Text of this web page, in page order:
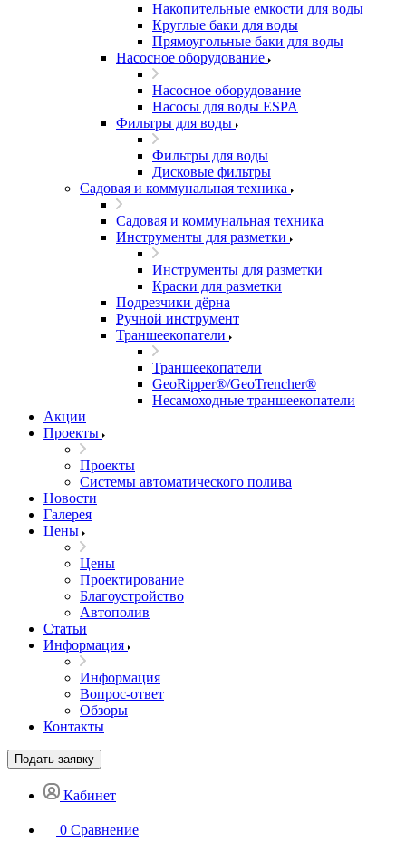
Накопительные емкости для воды
Круглые баки для воды
Прямоугольные баки для воды
Насосное оборудование
Насосное оборудование
Насосы для воды ESPA
Фильтры для воды
Фильтры для воды
Дисковые фильтры
Садовая и коммунальная техника
Садовая и коммунальная техника
Инструменты для разметки
Инструменты для разметки
Краски для разметки
Подрезчики дёрна
Ручной инструмент
Траншеекопатели
Траншеекопатели
GeoRipper®/GeoTrencher®
Несамоходные траншеекопатели
Акции
Проекты
Проекты
Системы автоматического полива
Новости
Галерея
Цены
Цены
Проектирование
Благоустройство
Автополив
Статьи
Информация
Информация
Вопрос-ответ
Обзоры
Контакты
Подать заявку
Кабинет
0 Сравнение